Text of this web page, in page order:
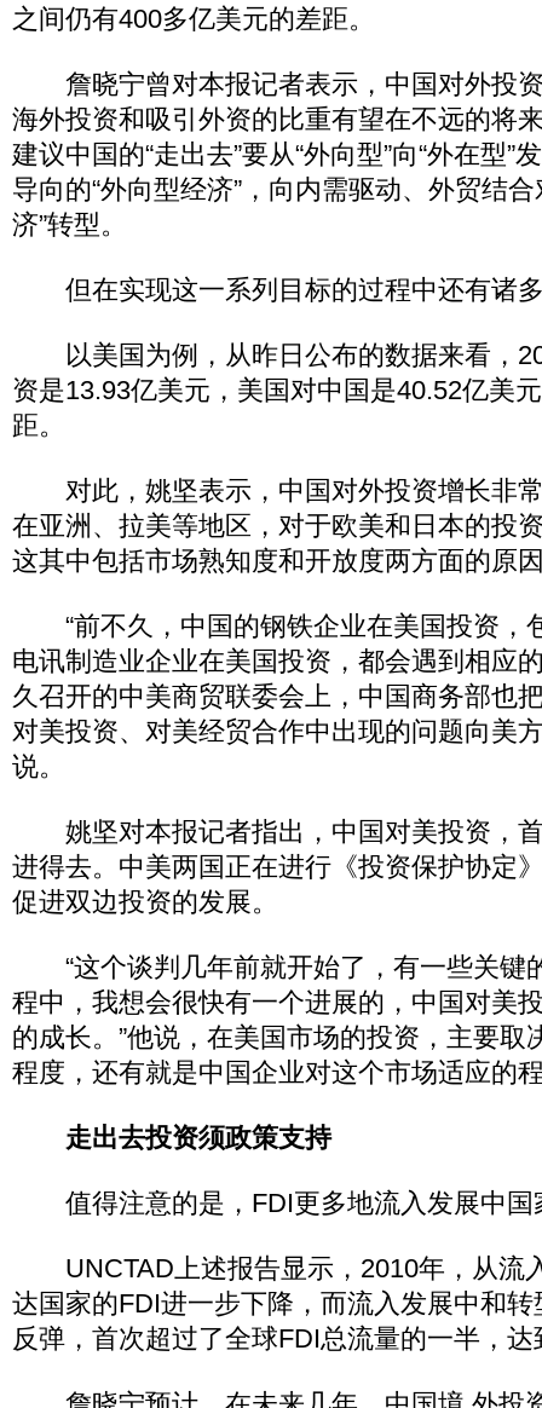
之间仍有400多亿美元的差距。
詹晓宁曾对本报记者表示，中国对外投
海外投资和吸引外资的比重有望在不远的将
建议中国的“走出去”要从“外向型”向“外在型”
导向的“外向型经济”，向内需驱动、外贸结
济”转型。
但在实现这一系列目标的过程中还有诸
以美国为例，从昨日公布的数据来看，
资是13.93亿美元，美国对中国是40.52亿美
距。
对此，姚坚表示，中国对外投资增长非
在亚洲、拉美等地区，对于欧美和日本的投
这其中包括市场熟知度和开放度两方面的原
“前不久，中国的钢铁企业在美国投资，
电讯制造业企业在美国投资，都会遇到相应
久召开的中美商贸联委会上，中国商务部也
对美投资、对美经贸合作中出现的问题向美
说。
姚坚对本报记者指出，中国对美投资，
进得去。中美两国正在进行《投资保护协定
促进双边投资的发展。
“这个谈判几年前就开始了，有一些关键
程中，我想会很快有一个进展的，中国对美
的成长。”他说，在美国市场的投资，主要取
程度，还有就是中国企业对这个市场适应的
走出去投资须政策支持
值得注意的是，FDI更多地流入发展中国
UNCTAD上述报告显示，2010年，从流
达国家的FDI进一步下降，而流入发展中和
反弹，首次超过了全球FDI总流量的一半，达